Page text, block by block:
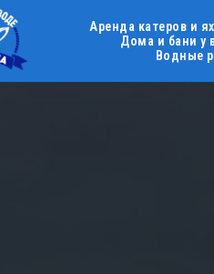
Аренда катеров и
Дома и бани у
Водные